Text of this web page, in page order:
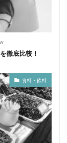
徹底比較！
食料・飲料